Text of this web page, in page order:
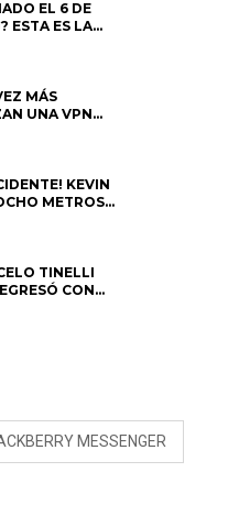
EL 6 DE
ESTA ES LA
MÁS
UNA VPN
KEVIN
METROS
Y GENERA
TINELLI
CON
“EL AMOR
MESSENGER